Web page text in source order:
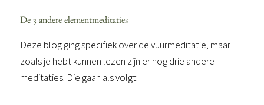
De 3 andere elementmeditaties
Deze blog ging specifiek over de vuurmeditatie, maar
zoals je hebt kunnen lezen zijn er nog drie andere
meditaties. Die gaan als volgt: